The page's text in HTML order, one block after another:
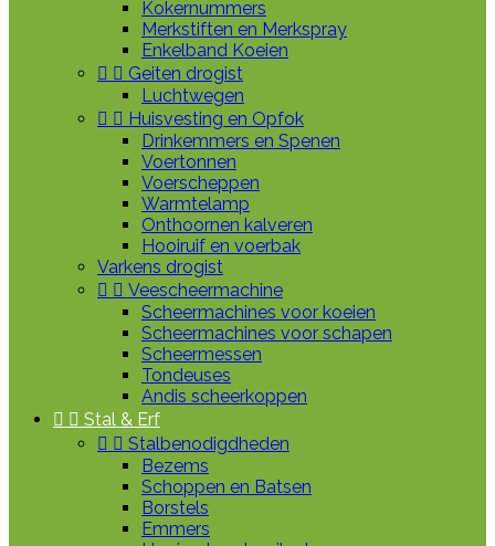
Kokernummers
Merkstiften en Merkspray
Enkelband Koeien
  Geiten drogist
Luchtwegen
  Huisvesting en Opfok
Drinkemmers en Spenen
Voertonnen
Voerscheppen
Warmtelamp
Onthoornen kalveren
Hooiruif en voerbak
Varkens drogist
  Veescheermachine
Scheermachines voor koeien
Scheermachines voor schapen
Scheermessen
Tondeuses
Andis scheerkoppen
  Stal & Erf
  Stalbenodigdheden
Bezems
Schoppen en Batsen
Borstels
Emmers